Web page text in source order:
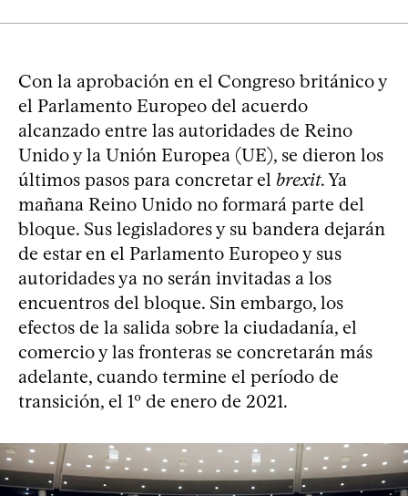
Con la aprobación en el Congreso británico y
el Parlamento Europeo del acuerdo
alcanzado entre las autoridades de Reino
Unido y la Unión Europea (UE), se dieron los
últimos pasos para concretar el brexit. Ya
mañana Reino Unido no formará parte del
bloque. Sus legisladores y su bandera dejarán
de estar en el Parlamento Europeo y sus
autoridades ya no serán invitadas a los
encuentros del bloque. Sin embargo, los
efectos de la salida sobre la ciudadanía, el
comercio y las fronteras se concretarán más
adelante, cuando termine el período de
transición, el 1º de enero de 2021.